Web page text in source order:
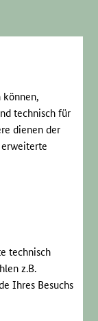
technisch für
dienen der
technisch
z.B.
Ihres Besuchs